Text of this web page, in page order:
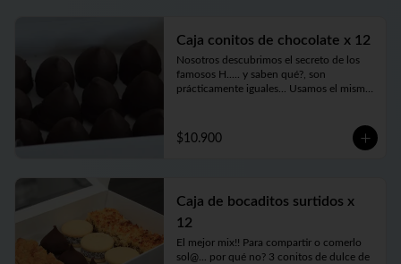
Caja conitos de chocolate x 12
Nosotros descubrimos el secreto de los
famosos H..... y saben qué?, son
prácticamente iguales... Usamos el mismo
caseros, como los harías vos, pero hecho
por nosotros con mucho amor,
$10.900
Caja de bocaditos surtidos x
12
El mejor mix!! Para compartir o comerlo
sol@... por qué no? 3 conitos de dulce de